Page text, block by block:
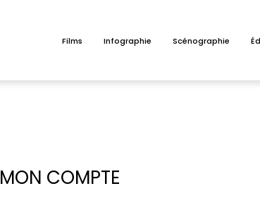
Films Infographie Scénographie
MON COMPTE